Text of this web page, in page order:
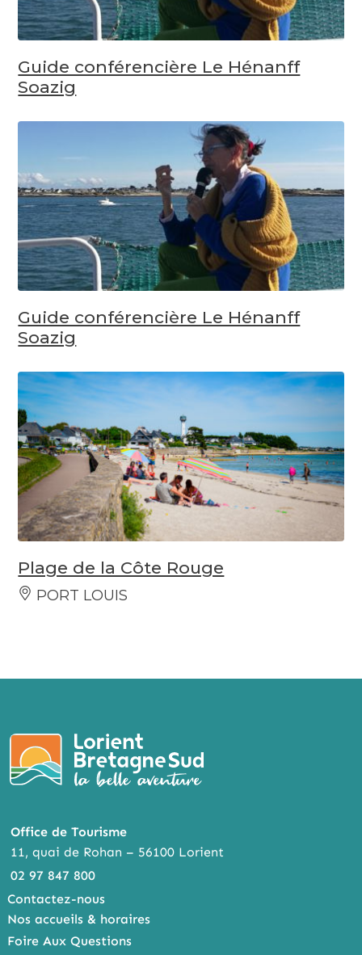
Guide conférencière Le Hénanff
Soazig
Guide conférencière Le Hénanff
Soazig
Plage de la Côte Rouge
PORT LOUIS
Office de Tourisme
11, quai de Rohan – 56100 Lorient
02 97 847 800
Contactez-nous
Nos accueils & horaires
Foire Aux Questions